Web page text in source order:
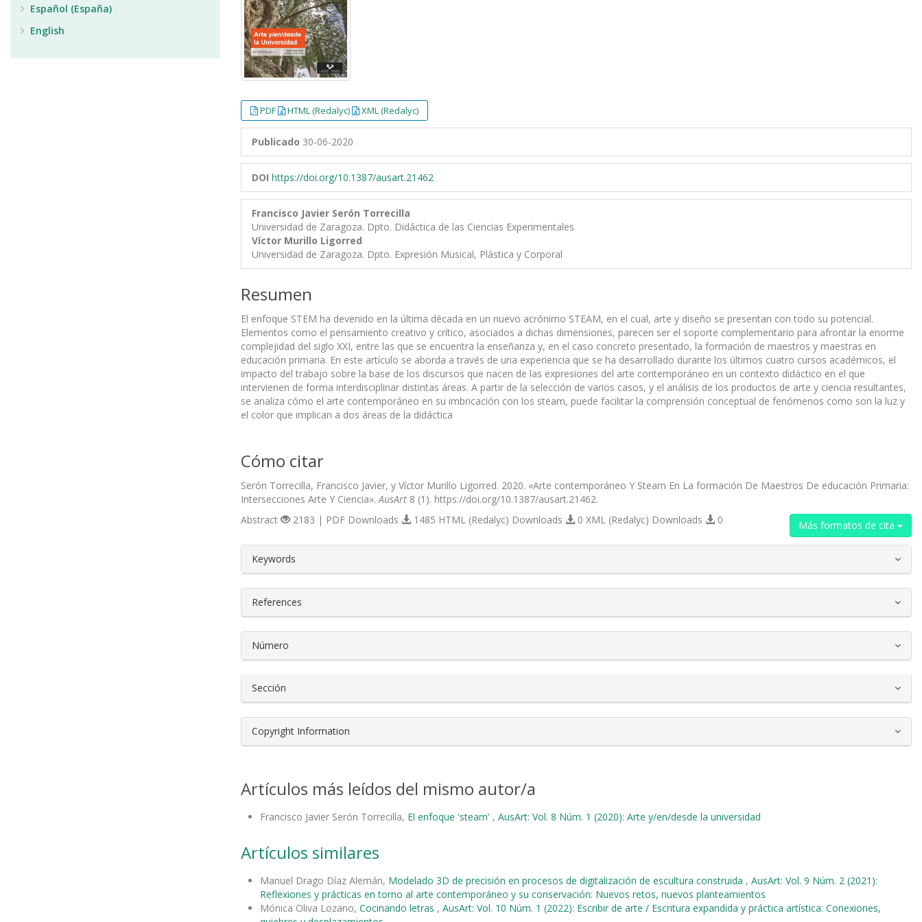
PDF HTML (Redalyc) XML (Redalyc)
Publicado 30-06-2020
DOI https://doi.org/10.1387/ausart.21462
Francisco Javier Serón Torrecilla
Universidad de Zaragoza. Dpto. Didáctica de las Ciencias Experimentales
Víctor Murillo Ligorred
Universidad de Zaragoza. Dpto. Expresión Musical, Plástica y Corporal
Resumen
El enfoque STEM ha devenido en la última década en un nuevo acrónimo STEAM, en el cual, arte y diseño se presentan con todo su potencial.
Elementos como el pensamiento creativo y crítico, asociados a dichas dimensiones, parecen ser el soporte complementario para afrontar la enorme
complejidad del siglo XXI, entre las que se encuentra la enseñanza y, en el caso concreto presentado, la formación de maestros y maestras en
educación primaria. En este artículo se aborda a través de una experiencia que se ha desarrollado durante los últimos cuatro cursos académicos, el
impacto del trabajo sobre la base de los discursos que nacen de las expresiones del arte contemporáneo en un contexto didáctico en el que
intervienen de forma interdisciplinar distintas áreas. A partir de la selección de varios casos, y el análisis de los productos de arte y ciencia resultantes,
se analiza cómo el arte contemporáneo en su imbricación con los steam, puede facilitar la comprensión conceptual de fenómenos como son la luz y
el color que implican a dos áreas de la didáctica
Cómo citar
Serón Torrecilla, Francisco Javier, y Víctor Murillo Ligorred. 2020. «Arte contemporáneo Y Steam En La formación De Maestros De educación Primaria:
Intersecciones Arte Y Ciencia».AusArt 8 (1). https://doi.org/10.1387/ausart.21462.
Más formatos de cita
Abstract 2183 | PDF Downloads 1485 HTML (Redalyc) Downloads 0 XML (Redalyc) Downloads 0
##plugins.themes.bootstrap3.article.details##
Keywords
References
Número
Sección
Copyright Information
Artículos más leídos del mismo autor/a
Francisco Javier Serón Torrecilla, El enfoque 'steam' , AusArt: Vol. 8 Núm. 1 (2020): Arte y/en/desde la universidad
Artículos similares
Manuel Drago Díaz Alemán, Modelado 3D de precisión en procesos de digitalización de escultura construida , AusArt: Vol. 9 Núm. 2 (2021):
Reflexiones y prácticas en torno al arte contemporáneo y su conservación: Nuevos retos, nuevos planteamientos
Mónica Oliva Lozano, Cocinando letras , AusArt: Vol. 10 Núm. 1 (2022): Escribir de arte / Escritura expandida y práctica artística: Conexiones,
Español (España)
English